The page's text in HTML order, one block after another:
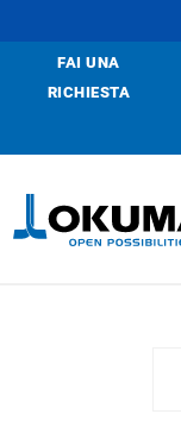
FAI UNA
RICHIESTA